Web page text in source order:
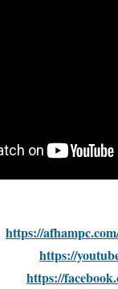
https://
https://
https://